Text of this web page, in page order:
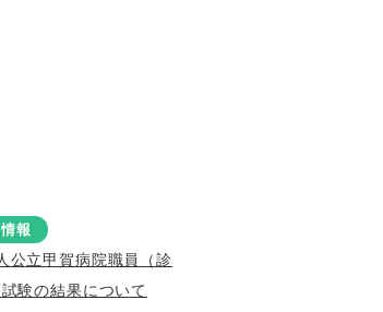
報
公立甲賀病院職員（診
験の結果について